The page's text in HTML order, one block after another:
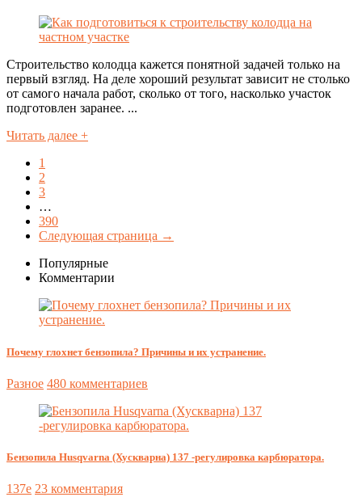
Строительство колодца кажется понятной задачей только на
первый взгляд. На деле хороший результат зависит не столько
от самого начала работ, сколько от того, насколько участок
подготовлен заранее. ...
Читать далее +
1
2
3
…
390
Следующая страница →
Популярные
Комментарии
Почему глохнет бензопила? Причины и их устранение.
Разное 480 комментариев
Бензопила Husqvarna (Хускварна) 137 -регулировка карбюратора.
137e 23 комментария